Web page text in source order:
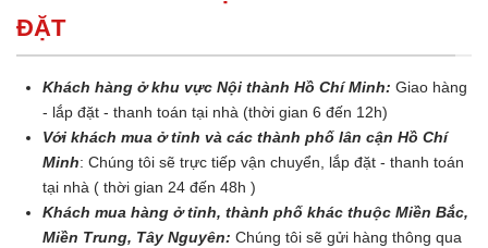
ĐẶT
Khách hàng ở khu vực Nội thành Hồ Chí Minh: Giao hàng
- lắp đặt - thanh toán tại nhà (thời gian 6 đến 12h)
Với khách mua ở tỉnh và các thành phố lân cận Hồ Chí
Minh: Chúng tôi sẽ trực tiếp vận chuyển, lắp đặt - thanh toán
tại nhà ( thời gian 24 đến 48h )
Khách mua hàng ở tỉnh, thành phố khác thuộc Miền Bắc,
Miền Trung, Tây Nguyên: Chúng tôi sẽ gửi hàng thông qua